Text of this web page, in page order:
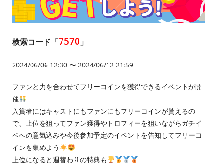
検索コード「7570 」
2024/06/06 12:30 〜 2024/06/12 21:59
ファンと力を合わせてフリーコインを獲得できるイベントが開
催
入賞者にはキャストにもファンにもフリーコインが貰えるの
で、上位を狙ってファン獲得やトロフィーを狙いながらガチイ
ベへの意気込みや今後参加予定のイベントを告知してフリーコ
インを集めよう
上位になると週替わりの特典も